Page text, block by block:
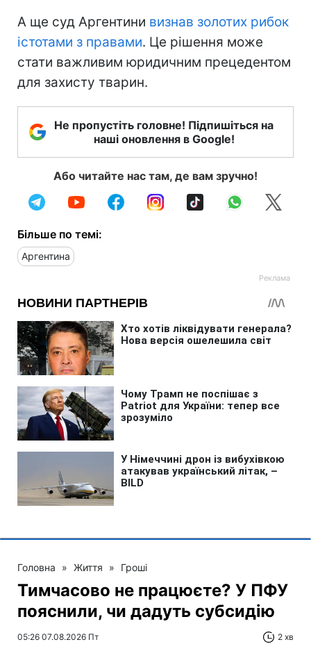
А ще суд Аргентини визнав золотих рибок
істотами з правами. Це рішення може
стати важливим юридичним прецедентом
для захисту тварин.
Не пропустіть головне! Підпишіться на
наші оновлення в Google!
Або читайте нас там, де вам зручно!
Більше по темі:
Аргентина
Головна » Життя » Гроші
Тимчасово не працюєте? У ПФУ
пояснили, чи дадуть субсидію
05:26 07.08.2026 Пт 2 хв